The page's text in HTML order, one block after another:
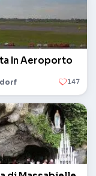
In Aeroporto
147